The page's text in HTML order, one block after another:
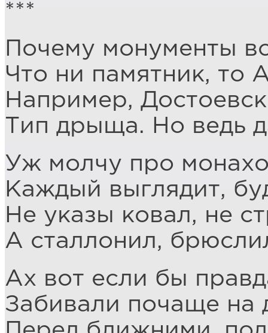
***
Почему монументы
Что ни памятник, то
Например,
Тип дрыща. Но ведь
Уж молчу про
Каждый выглядит,
Не указы ковал, не
А сталлонил,
Ах вот если бы
Забивали почаще на